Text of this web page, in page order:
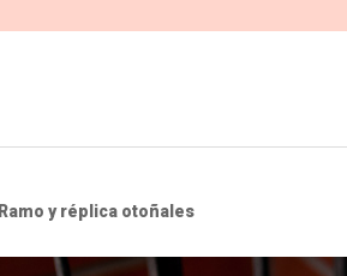
Ramo y réplica otoñales